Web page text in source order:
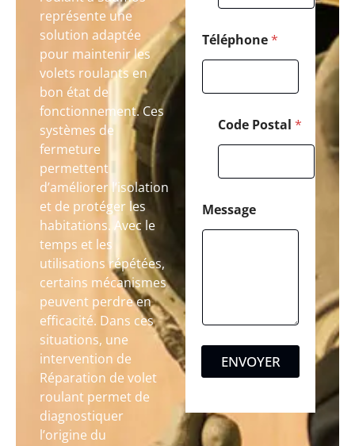
représente une
solution adaptée
pour maintenir les
volets roulants en
bon état de
fonctionnement. Ces
systèmes de
fermeture
permettent
d’améliorer l’isolation
et de protéger les
habitations. Avec le
temps et les
utilisations répétées,
certains mécanismes
peuvent perdre en
efficacité. Dans ces
situations, une
intervention de
Réparation de volet
roulant permet de
diagnostiquer
l’origine du
e
Téléphone*
Code Postal *
Message
ENVOYER